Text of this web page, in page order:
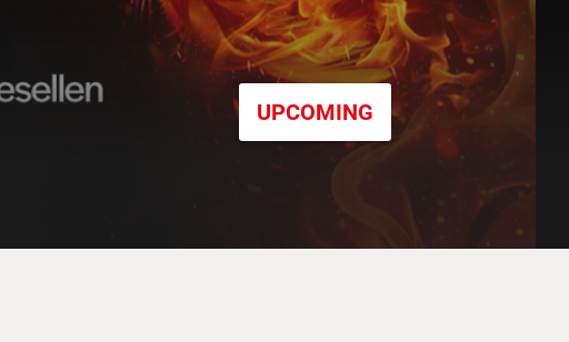
UPCOMING